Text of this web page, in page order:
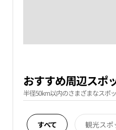
おすすめ周辺スポ
半径50km以内のさまざまなスポ
すべて 観光スポ